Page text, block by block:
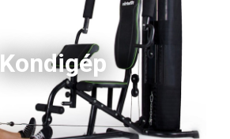
Kondigép